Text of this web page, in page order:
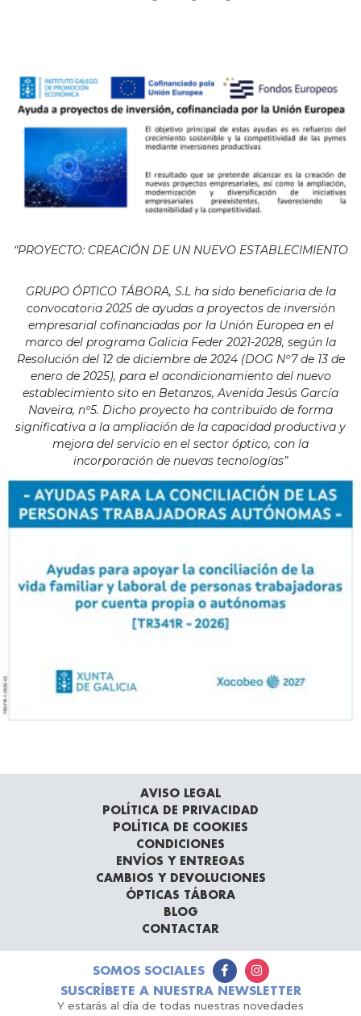
“PROYECTO: CREACIÓN DE UN NUEVO ESTABLECIMIENTO
GRUPO ÓPTICO TÁBORA, S.L ha sido beneficiaria de la
convocatoria 2025 de ayudas a proyectos de inversión
empresarial cofinanciadas por la Unión Europea en el
marco del programa Galicia Feder 2021-2028, según la
Resolución del 12 de diciembre de 2024 (DOG Nº7 de 13 de
enero de 2025), para el acondicionamiento del nuevo
establecimiento sito en Betanzos, Avenida Jesús García
Naveira, nº5. Dicho proyecto ha contribuido de forma
significativa a la ampliación de la capacidad productiva y
mejora del servicio en el sector óptico, con la
incorporación de nuevas tecnologías”
AVISO LEGAL
POLÍTICA DE PRIVACIDAD
POLÍTICA DE COOKIES
CONDICIONES
ENVÍOS Y ENTREGAS
CAMBIOS Y DEVOLUCIONES
ÓPTICAS TÁBORA
BLOG
CONTACTAR
SOMOS SOCIALES
SUSCRÍBETE A NUESTRA NEWSLETTER
Y estarás al día de todas nuestras novedades